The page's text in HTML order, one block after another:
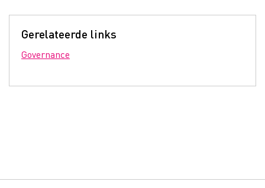
Gerelateerde links
Governance